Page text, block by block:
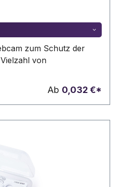
zum Schutz der
von
Ab 0,032 €*